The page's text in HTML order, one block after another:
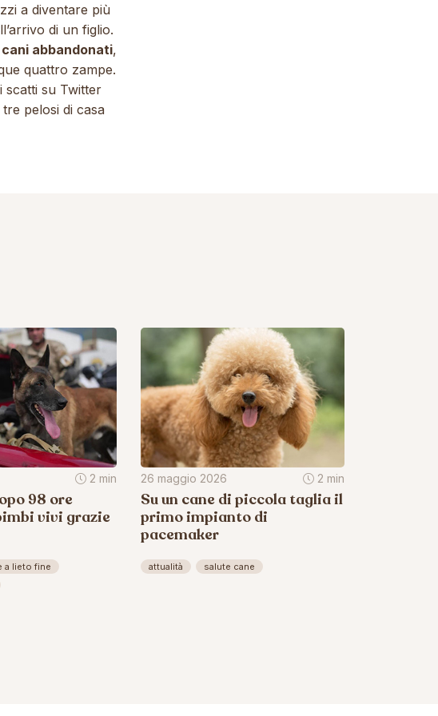
a diventare più
di un figlio.
abbandonati,
quattro zampe.
scatti su Twitter
pelosi di casa
2 min
98 ore
vivi grazie
a lieto fine
26 maggio 2026 2 min
Su un cane di piccola taglia il
primo impianto di
pacemaker
attualità salute cane